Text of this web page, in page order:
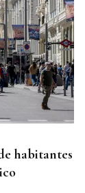
habitantes